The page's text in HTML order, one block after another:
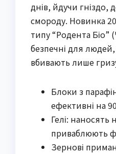
днів, йдучи гніздо,
смороду. Новинка
типу “Родента Біо”
безпечні для
вбивають лише
Блоки з
ефективні на
Гелі: наносять
приваблюють
Зернові